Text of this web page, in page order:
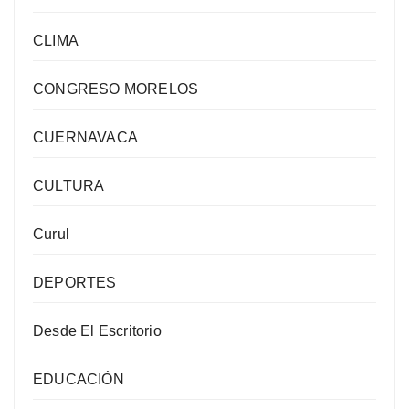
CLIMA
CONGRESO MORELOS
CUERNAVACA
CULTURA
Curul
DEPORTES
Desde El Escritorio
EDUCACIÓN